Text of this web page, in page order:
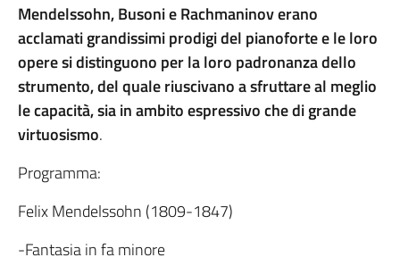
Mendelssohn, Busoni e Rachmaninov erano
acclamati grandissimi prodigi del pianoforte e le loro
opere si distinguono per la loro padronanza dello
strumento, del quale riuscivano a sfruttare al meglio
le capacità, sia in ambito espressivo che di grande
virtuosismo.
Programma:
Felix Mendelssohn (1809-1847)
-Fantasia in fa minore